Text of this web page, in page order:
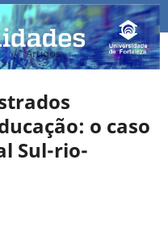
/ Artigos
o caso
Sul-rio-